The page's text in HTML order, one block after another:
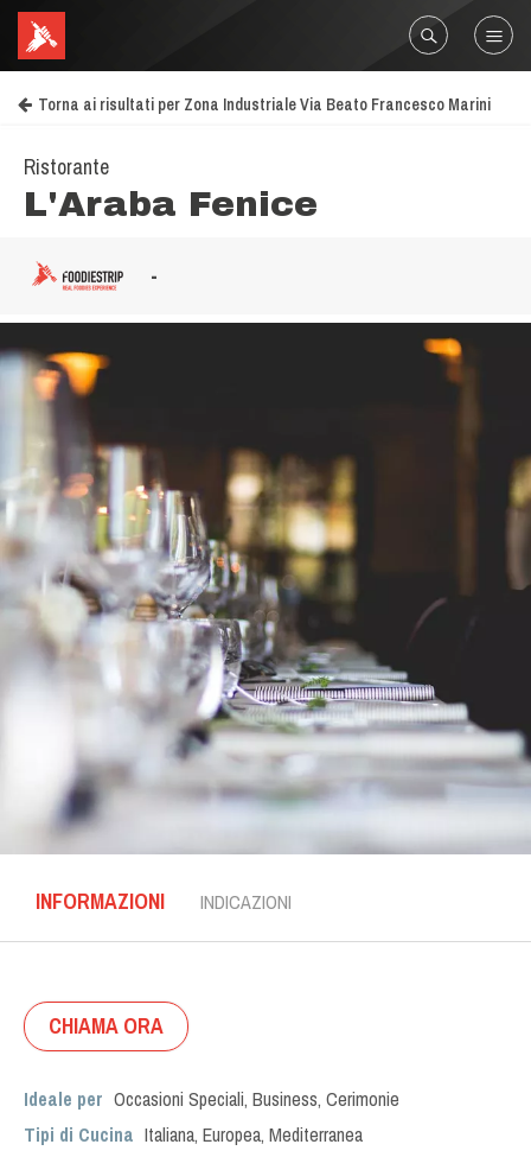
Torna ai risultati per Zona Industriale Via Beato Francesco Marini
Ristorante
L'Araba Fenice
-
INFORMAZIONI INDICAZIONI
CHIAMA ORA
Ideale per Occasioni Speciali, Business, Cerimonie
Tipi di Cucina Italiana, Europea, Mediterranea